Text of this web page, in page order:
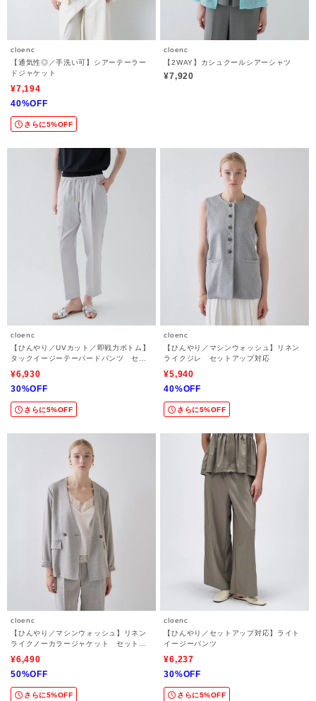
cloenc
【通気性◎／手洗い可】シアーテーラー
ドジャケット
¥7,194
40%OFF
さらに5%OFF
cloenc
【2WAY】カシュクールシアーシャツ
¥7,920
cloenc
【ひんやり／UVカット／即戦力ボトム】
タックイージーテーパードパンツ セッ
¥6,930
30%OFF
さらに5%OFF
cloenc
【ひんやり／マシンウォッシュ】リネン
ライクジレ セットアップ対応
¥5,940
40%OFF
さらに5%OFF
cloenc
【ひんやり／マシンウォッシュ】リネン
ライクノーカラージャケット セットア
ップ対応
¥6,490
50%OFF
さらに5%OFF
cloenc
【ひんやり／セットアップ対応】ライト
イージーパンツ
¥6,237
30%OFF
さらに5%OFF